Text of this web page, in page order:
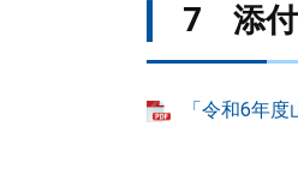
7 添付
「令和6年